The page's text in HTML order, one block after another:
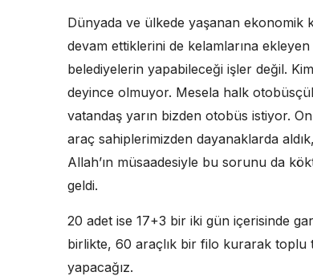
Dünyada ve ülkede yaşanan ekonomik
devam ettiklerini de kelamlarına
belediyelerin yapabileceği işler değil.
deyince olmuyor. Mesela halk
vatandaş yarın bizden otobüs istiyor.
araç sahiplerimizden dayanaklarda
Allah’ın müsaadesiyle bu sorunu da
geldi.
20 adet ise 17+3 bir iki gün içerisinde
birlikte, 60 araçlık bir filo kurarak toplu
yapacağız.